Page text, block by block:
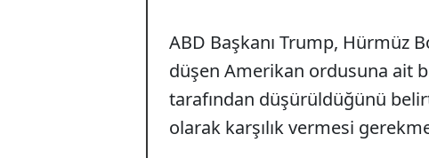
ABD Başkanı Trump, Hürmüz
düşen Amerikan ordusuna ait
tarafından düşürüldüğünü
olarak karşılık vermesi